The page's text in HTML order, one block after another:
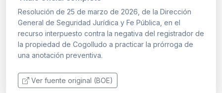
Resolución de 25 de marzo de 2026, de la Dirección
General de Seguridad Jurídica y Fe Pública, en el
recurso interpuesto contra la negativa del registrador de
la propiedad de Cogolludo a practicar la prórroga de
una anotación preventiva.
Ver fuente original (BOE)